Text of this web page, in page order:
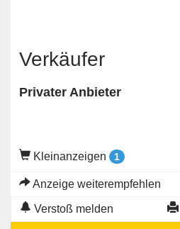
Verkäufer
Privater Anbieter
Kleinanzeigen 1
Anzeige weiterempfehlen
Verstoß melden